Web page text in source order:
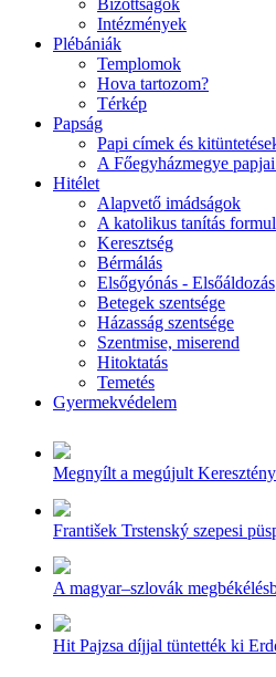
Bizottságok
Intézmények
Plébániák
Templomok
Hova tartozom?
Térkép
Papság
Papi címek és
A Főegyházmegye
Hitélet
Alapvető imádságok
A katolikus tanítás
Keresztség
Bérmálás
Elsőgyónás - Elsőáldozás
Betegek szentsége
Házasság szentsége
Szentmise, miserend
Hitoktatás
Temetés
Gyermekvédelem
Megnyílt a megújult
František Trstenský szepesi
A magyar–szlovák
Hit Pajzsa díjjal tüntették ki